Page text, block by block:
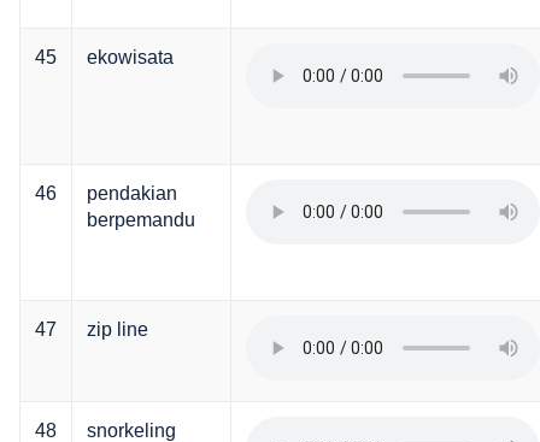
45 ekowisata
46
pendakian
berpemandu
47 zip line
48 snorkeling